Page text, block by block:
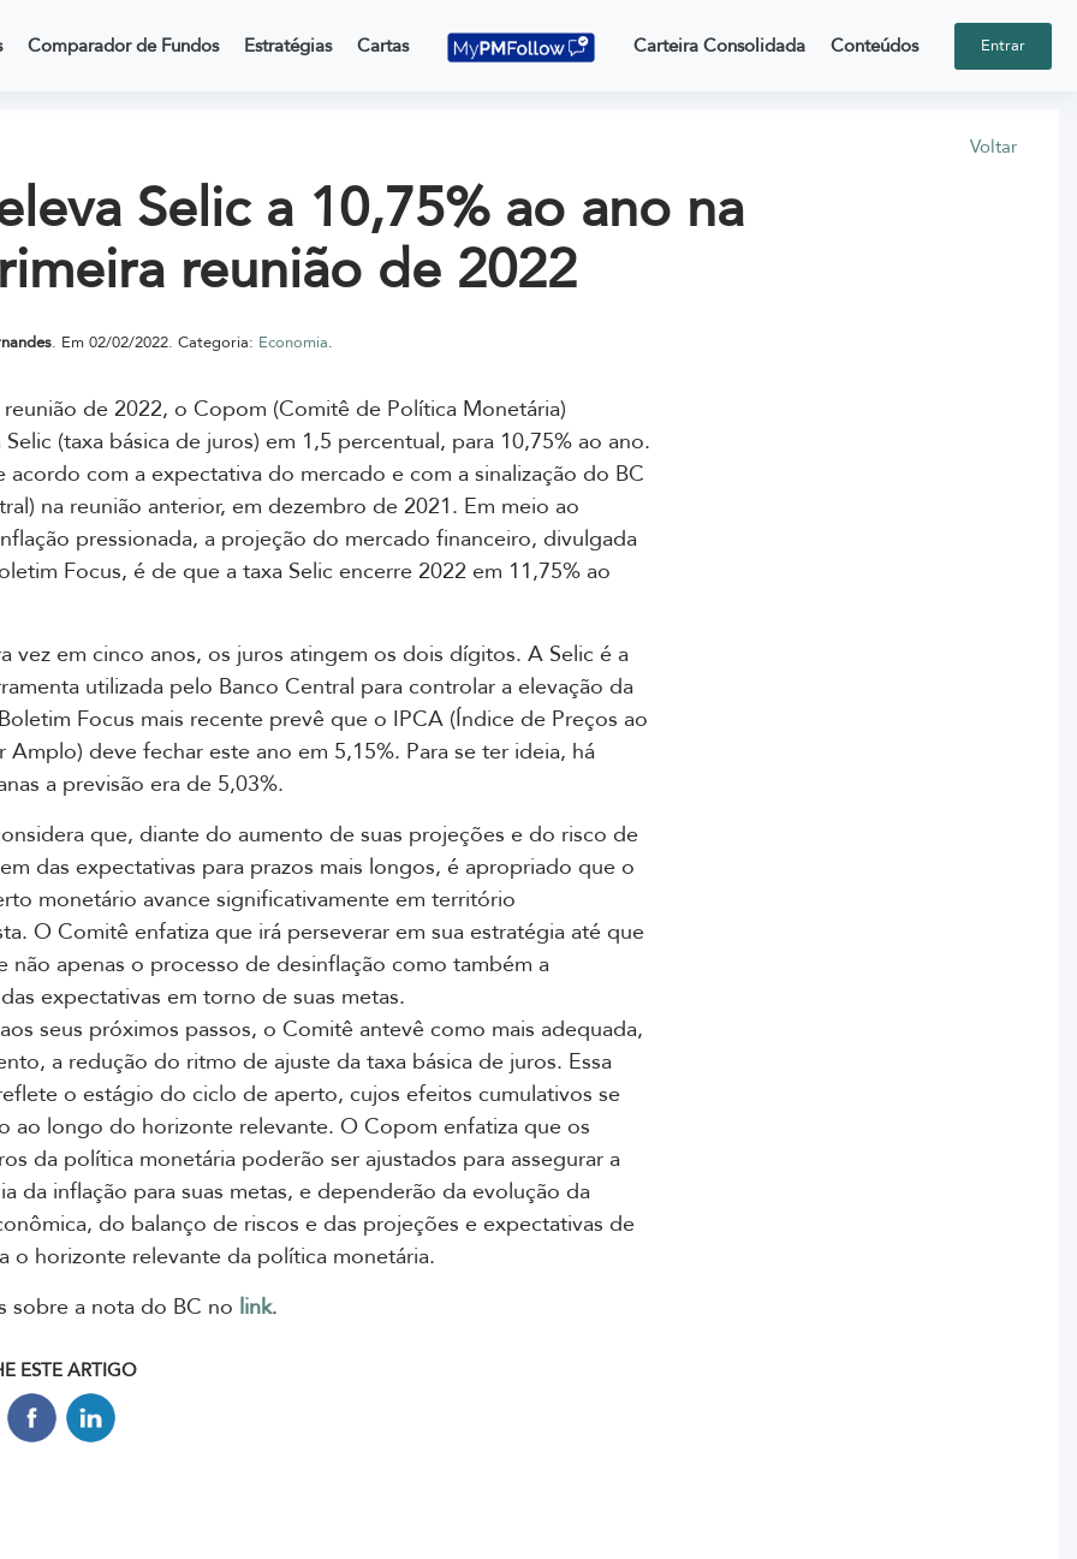
Comparador de Fundos Estratégias Cartas Carteira Consolidada Conteúdos Entrar
Voltar
Selic a 10,75% ao ano na
reunião de 2022
. Em 02/02/2022. Categoria: Economia.
de 2022, o Copom (Comitê de Política Monetária)
(taxa básica de juros) em 1,5 percentual, para 10,75% ao ano.
acordo com a expectativa do mercado e com a sinalização do BC
na reunião anterior, em dezembro de 2021. Em meio ao
pressionada, a projeção do mercado financeiro, divulgada
Focus, é de que a taxa Selic encerre 2022 em 11,75% ao
vez em cinco anos, os juros atingem os dois dígitos. A Selic é a
utilizada pelo Banco Central para controlar a elevação da
Focus mais recente prevê que o IPCA (Índice de Preços ao
Amplo) deve fechar este ano em 5,15%. Para se ter ideia, há
a previsão era de 5,03%.
que, diante do aumento de suas projeções e do risco de
das expectativas para prazos mais longos, é apropriado que o
monetário avance significativamente em território
O Comitê enfatiza que irá perseverar em sua estratégia até que
não apenas o processo de desinflação como também a
expectativas em torno de suas metas.
seus próximos passos, o Comitê antevê como mais adequada,
a redução do ritmo de ajuste da taxa básica de juros. Essa
o estágio do ciclo de aperto, cujos efeitos cumulativos se
ao longo do horizonte relevante. O Copom enfatiza que os
da política monetária poderão ser ajustados para assegurar a
da inflação para suas metas, e dependerão da evolução da
do balanço de riscos e das projeções e expectativas de
o horizonte relevante da política monetária.
sobre a nota do BC no link.
ESTE ARTIGO